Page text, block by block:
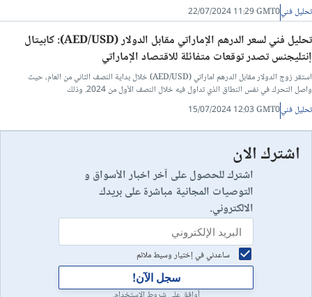
تحليل فني22/07/2024 11:29 GMT0
تحليل فني لسعر الدرهم الإماراتي مقابل الدولار (AED/USD): كابيتال
إنتليجنس تصدر توقعات متفائلة للاقتصاد الإماراتي
استقر زوج الدولار مقابل الدرهم اماراتي (AED/USD) خلال بداية النصف الثاني من العام، حيث
واصل التحرك في نفس النطاق الذي تداول فيه خلال النصف الأول من 2024. وذلك
تحليل فني15/07/2024 12:03 GMT0
اشترك الان
اشترك للحصول على آخر اخبار الأسواق و
التوصيات المجانية مباشرة على بريدك
الالكتروني.
ساعدني في إختيار وسيط ملائم
سجل الآن!